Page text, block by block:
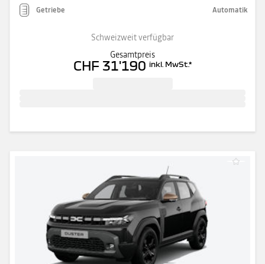
Getriebe Automatik
Schweizweit verfügbar
Gesamtpreis
CHF 31'190 inkl. MwSt.*